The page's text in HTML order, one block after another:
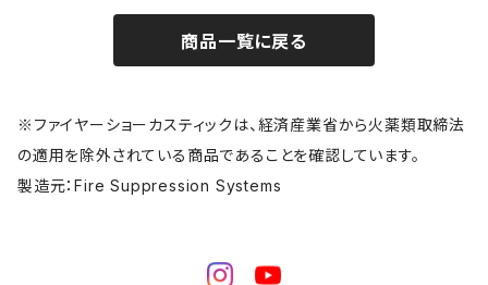
商品一覧に戻る
※ファイヤーショーカスティックは、経済産業省から火薬類取締法
の適用を除外されている商品であることを確認しています。
製造元：Fire Suppression Systems